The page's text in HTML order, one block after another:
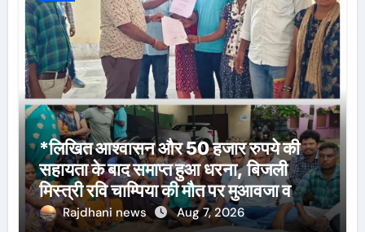
*लिखित आश्वासन और 50 हजार रुपये की
सहायता के बाद समाप्त हुआ धरना, बिजली
मिस्त्री रवि चाम्पिया की मौत पर मुआवजा व
नौकरी की मांग*
Rajdhani news Aug 7, 2026